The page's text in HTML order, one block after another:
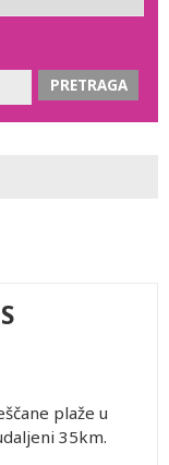
plaže u
35km.